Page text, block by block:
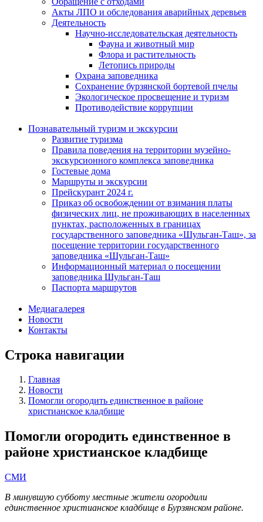
Акты ЛПО и обследования аварийных деревьев
Деятельность
Научно-исследовательская деятельность
Фауна и животный мир
Флора и растительность
Летопись природы
Охрана заповедника
Сохранение бурзянской бортевой пчелы
Экологическое просвещение и туризм
Противодействие коррупции
Познавательный туризм и экскурсии
Развитие туризма
Правила поведения на территории музейно-
экскурсионного комплекса заповедника
Гостевые дома
Маршруты и экскурсии
Прейскурант 2024 г.
Приказ об освобождении от взимания платы
физических лиц, не проживающих в населенных
пунктах, расположенных в границах
государственного заповедника «Шульган-Таш», за
посещение территории государственного
заповедника «Шульган-Таш»
Информационный материал о посещении
заповедника Шульган-Таш
Паспорта маршрутов
Медиагалерея
Новости
Контакты
Строка навигации
Главная
Новости
Помогли огородить единственное в районе
христианское кладбище
Помогли огородить единственное в
районе христианское кладбище
СМИ
В минувшую субботу местные жители огородили
единственное христианское кладбище в Бурзянском районе.